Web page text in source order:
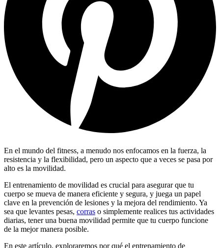
En el mundo del fitness, a menudo nos enfocamos en la fuerza, la
resistencia y la flexibilidad, pero un aspecto que a veces se pasa por
alto es la movilidad.
El entrenamiento de movilidad es crucial para asegurar que tu
cuerpo se mueva de manera eficiente y segura, y juega un papel
clave en la prevención de lesiones y la mejora del rendimiento. Ya
sea que levantes pesas, corras o simplemente realices tus actividades
diarias, tener una buena movilidad permite que tu cuerpo funcione
de la mejor manera posible.
En este artículo, exploraremos por qué el entrenamiento de